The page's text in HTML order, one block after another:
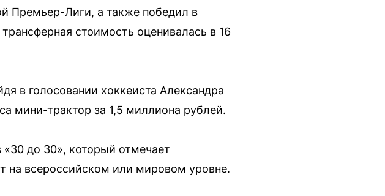
Премьер-Лиги, а также победил в
стоимость оценивалась в 16
в голосовании хоккеиста Александра
мини-трактор за 1,5 миллиона рублей.
до 30», который отмечает
на всероссийском или мировом уровне.